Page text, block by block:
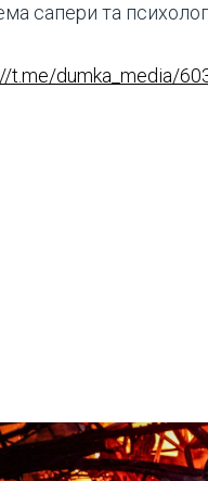
сапери та
t.me/dumka_media/